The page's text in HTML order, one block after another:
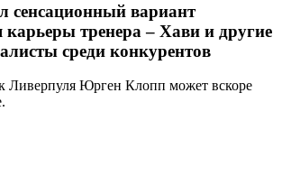
сенсационный вариант
карьеры тренера – Хави и другие
среди конкурентов
Ливерпуля Юрген Клопп может вскоре